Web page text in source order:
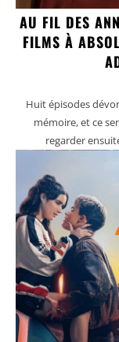
AU FIL DES
FILMS À
Huit épisodes
mémoire, et ce
regarder